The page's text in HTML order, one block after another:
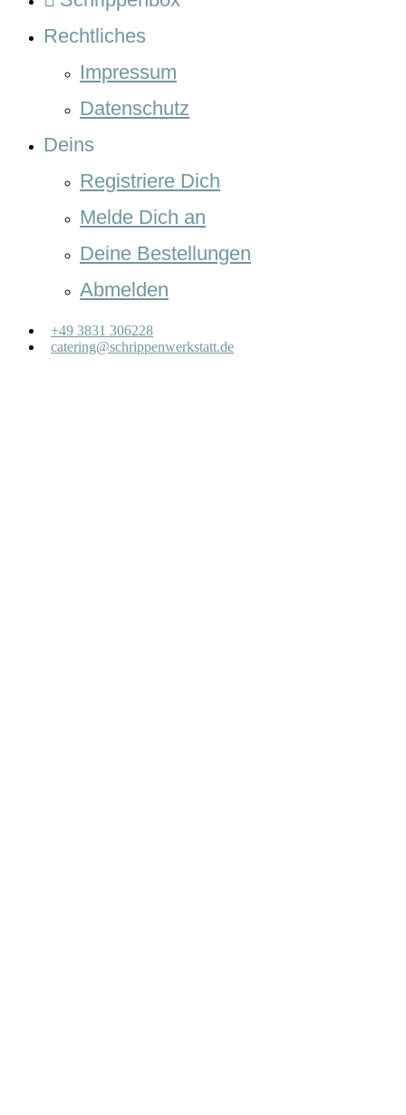
Rechtliches
Impressum
Datenschutz
Deins
Registriere Dich
Melde Dich an
Deine Bestellungen
Abmelden
+49 3831 306228
catering@schrippenwerkstatt.de